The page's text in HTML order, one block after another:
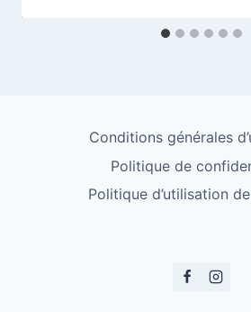
Conditions générales
Politique de
Politique d’utilisation